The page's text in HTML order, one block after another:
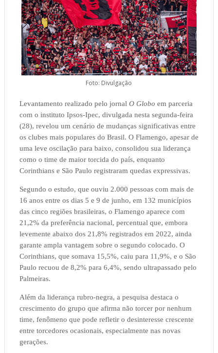
Foto: Divulgação
Levantamento realizado pelo jornal O Globo em parceria
com o instituto Ipsos-Ipec, divulgada nesta segunda-feira
(28), revelou um cenário de mudanças significativas entre
os clubes mais populares do Brasil. O Flamengo, apesar de
uma leve oscilação para baixo, consolidou sua liderança
como o time de maior torcida do país, enquanto
Corinthians e São Paulo registraram quedas expressivas.
Segundo o estudo, que ouviu 2.000 pessoas com mais de
16 anos entre os dias 5 e 9 de junho, em 132 municípios
das cinco regiões brasileiras, o Flamengo aparece com
21,2% da preferência nacional, percentual que, embora
levemente abaixo dos 21,8% registrados em 2022, ainda
garante ampla vantagem sobre o segundo colocado. O
Corinthians, que somava 15,5%, caiu para 11,9%, e o São
Paulo recuou de 8,2% para 6,4%, sendo ultrapassado pelo
Palmeiras.
Além da liderança rubro-negra, a pesquisa destaca o
crescimento do grupo que afirma não torcer por nenhum
time, fenômeno que pode refletir o desinteresse crescente
entre torcedores ocasionais, especialmente nas novas
gerações.